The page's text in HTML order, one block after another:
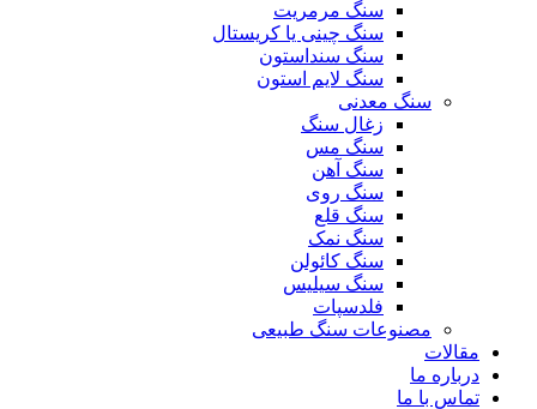
سنگ مرمریت
سنگ چینی یا کریستال
سنگ سنداستون
سنگ لایم استون
سنگ معدنی
زغال سنگ
سنگ مس
سنگ آهن
سنگ روی
سنگ قلع
سنگ نمک
سنگ کائولن
سنگ سیلیس
فلدسپات
مصنوعات سنگ طبیعی
مقالات
درباره ما
تماس با ما